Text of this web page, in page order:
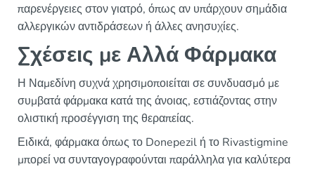
παρενέργειες στον γιατρό, όπως αν υπάρχουν σημάδια
αλλεργικών αντιδράσεων ή άλλες ανησυχίες.
Σχέσεις με Αλλά Φάρμακα
Η Ναμεδίνη συχνά χρησιμοποιείται σε συνδυασμό με
συμβατά φάρμακα κατά της άνοιας, εστιάζοντας στην
ολιστική προσέγγιση της θεραπείας.
Ειδικά, φάρμακα όπως το Donepezil ή το Rivastigmine
μπορεί να συνταγογραφούνται παράλληλα για καλύτερα